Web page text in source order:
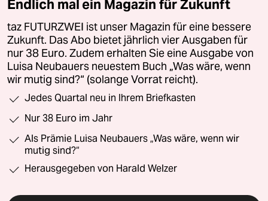
Endlich mal ein Magazin für Zukunft
taz FUTURZWEI ist unser Magazin für eine bessere
Zukunft. Das Abo bietet jährlich vier Ausgaben für
nur 38 Euro. Zudem erhalten Sie eine Ausgabe von
Luisa Neubauers neuestem Buch „Was wäre, wenn
wir mutig sind?“ (solange Vorrat reicht).
Jedes Quartal neu in Ihrem Briefkasten
Nur 38 Euro im Jahr
Als Prämie Luisa Neubauers „Was wäre, wenn wir
mutig sind?“
Herausgegeben von Harald Welzer